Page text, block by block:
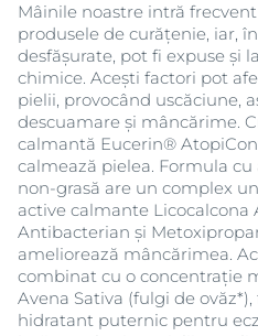
Mâinile noastre intră
produsele de curățenie, iar,
desfășurate, pot fi expuse și
chimice. Acești factori pot
pielii, provocând uscăciune,
descuamare și mâncărime.
calmantă Eucerin®
calmează pielea. Formula
non-grasă are un complex
active calmante Licocalcona
Antibacterian și
ameliorează mâncărimea.
combinat cu o concentrație
Avena Sativa (fulgi de
hidratant puternic pentru